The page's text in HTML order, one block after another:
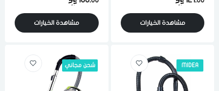
مشاهدة الخيارات مشاهدة الخيارات
MIDEA شحن مجاني